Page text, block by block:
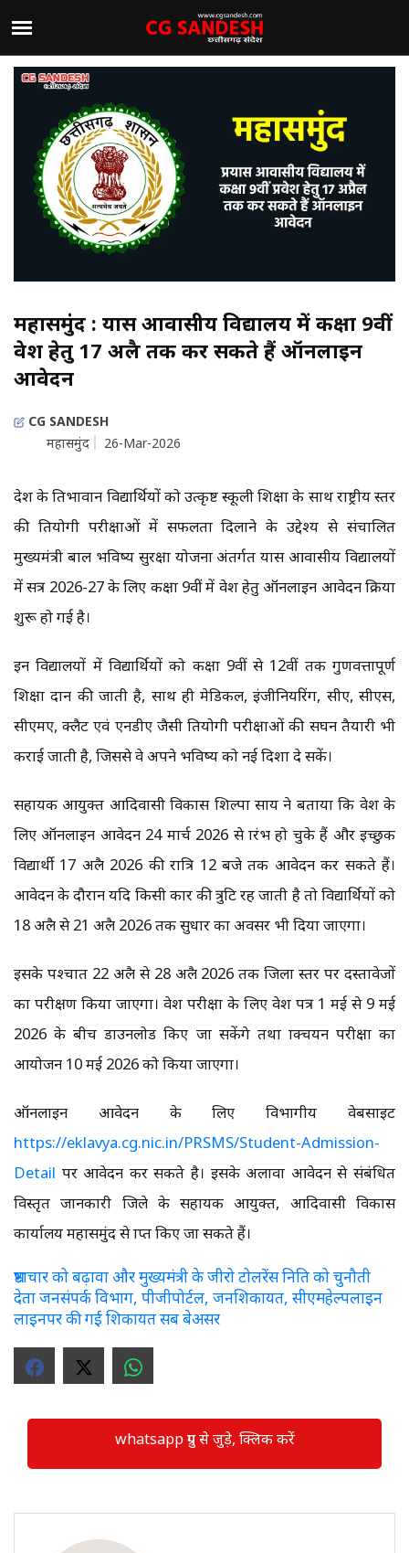
महासमुंद : प्रयास आवासीय विद्यालय में कक्षा 9वीं
प्रवेश हेतु 17 अप्रैल तक कर सकते हैं ऑनलाइन
आवेदन
CG SANDESH
महासमुंद
26-Mar-2026
प्रदेश के प्रतिभावान विद्यार्थियों को उत्कृष्ट स्कूली शिक्षा के साथ राष्ट्रीय स्तर
की प्रतियोगी परीक्षाओं में सफलता दिलाने के उद्देश्य से संचालित
मुख्यमंत्री बाल भविष्य सुरक्षा योजना अंतर्गत प्रयास आवासीय विद्यालयों
में सत्र 2026-27 के लिए कक्षा 9वीं में प्रवेश हेतु ऑनलाइन आवेदन प्रक्रिया
शुरू हो गई है।
इन विद्यालयों में विद्यार्थियों को कक्षा 9वीं से 12वीं तक गुणवत्तापूर्ण
शिक्षा प्रदान की जाती है, साथ ही मेडिकल, इंजीनियरिंग, सीए, सीएस,
सीएमए, क्लैट एवं एनडीए जैसी प्रतियोगी परीक्षाओं की सघन तैयारी भी
कराई जाती है, जिससे वे अपने भविष्य को नई दिशा दे सकें।
सहायक आयुक्त आदिवासी विकास शिल्पा साय ने बताया कि प्रवेश के
लिए ऑनलाइन आवेदन 24 मार्च 2026 से प्रारंभ हो चुके हैं और इच्छुक
विद्यार्थी 17 अप्रैल 2026 की रात्रि 12 बजे तक आवेदन कर सकते हैं।
आवेदन के दौरान यदि किसी प्रकार की त्रुटि रह जाती है तो विद्यार्थियों को
18 अप्रैल से 21 अप्रैल 2026 तक सुधार का अवसर भी दिया जाएगा।
इसके पश्चात 22 अप्रैल से 28 अप्रैल 2026 तक जिला स्तर पर दस्तावेजों
का परीक्षण किया जाएगा। प्रवेश परीक्षा के लिए प्रवेश पत्र 1 मई से 9 मई
2026 के बीच डाउनलोड किए जा सकेंगे तथा प्राक्चयन परीक्षा का
आयोजन 10 मई 2026 को किया जाएगा।
ऑनलाइन आवेदन के लिए विभागीय वेबसाइट
https://eklavya.cg.nic.in/PRSMS/Student-Admission-
Detail पर आवेदन कर सकते है। इसके अलावा आवेदन से संबंधित
विस्तृत जानकारी जिले के सहायक आयुक्त, आदिवासी विकास
कार्यालय महासमुंद से प्राप्त किए जा सकते हैं।
भ्रष्टाचार को बढ़ावा और मुख्यमंत्री के जीरो टोलरेंस निति को चुनौती
देता जनसंपर्क विभाग, पीजीपोर्टल, जनशिकायत, सीएमहेल्पलाइन
लाइनपर की गई शिकायत सब बेअसर
whatsapp ग्रुप से जुड़े, क्लिक करें